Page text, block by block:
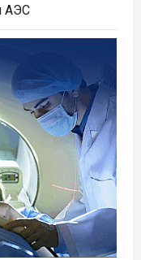
АЭС